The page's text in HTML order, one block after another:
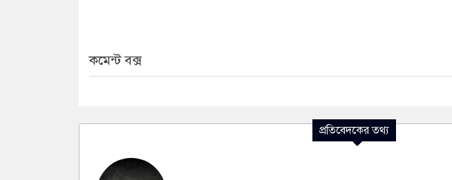
কমেন্ট বক্স
প্রতিবেদকের তথ্য